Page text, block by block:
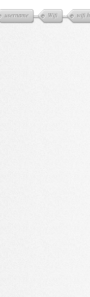
username Wifi wifi